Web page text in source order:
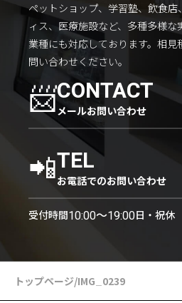
採用情報 会社概要
ペットショップ、学習塾、飲食店
ィス、医療施設など、多種多様な
業種にも対応しております。 相見
問い合わせください。
📨CONTACT
メールお問い合わせ
📲TEL
お電話でのお問い合わせ
受付時間10:00〜19:00日・祝休
トップページ/IMG_0239